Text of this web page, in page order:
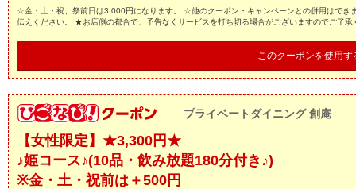
☆金・土・祝、祭前日は3,000円になります。 ☆他のクーポン・キャンペーンとの併用はでき
伝えください。 ★お店側の都合で、予告なくサービスを打ち切る場合がございますのでご了承
このクーポンを使用す
プライベートダイニング 創庵
【女性限定】★3,300円★
♪姫コース♪(10品・飲み放題180分付き♪)
※金・土・祝前は＋500円